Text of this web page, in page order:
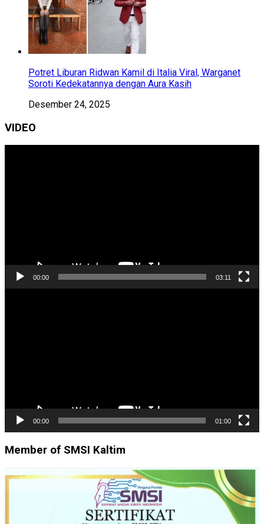
Potret Liburan Ridwan Kamil di Italia Viral, Warganet
Soroti Kedekatannya dengan Aura Kasih
Desember 24, 2025
VIDEO
00:00 03:11
00:00 01:00
Member of SMSI Kaltim